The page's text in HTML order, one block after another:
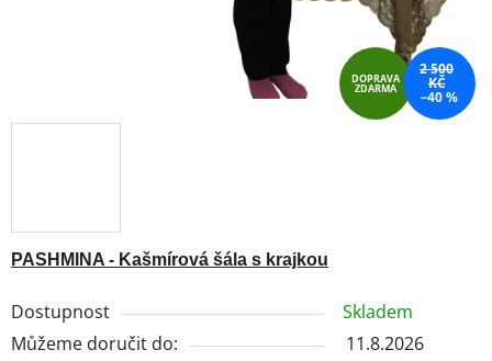
PASHMINA - Kašmírová šála s krajkou
Dostupnost
Skladem
Můžeme doručit do:
11.8.2026
DOPRAVA
ZDARMA
2 500
KČ
–40 %